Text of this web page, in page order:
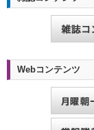
Webコンテンツ